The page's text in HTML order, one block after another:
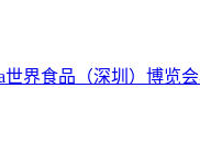
界食品（深圳）博览